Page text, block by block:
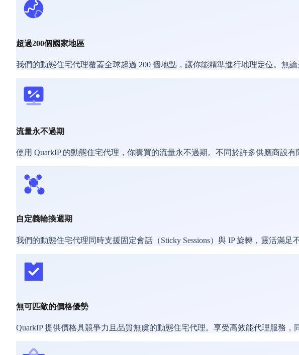
超過200個國家地區
我們的動態住宅代理覆蓋全球超過 200 個地點，讓你能精準進行地理定位。無
流量永不過期
使用 QuarkIP 的動態住宅代理，你購買的流量永不過期。不同於許多供應商設
自定義輪換週期
我們的動態住宅代理同時支援固定會話（Sticky Sessions）與 IP 旋轉，靈活滿
無可匹敵的價格優勢
QuarkIP 提供價格具競爭力且品質無虞的動態住宅代理。享受高效能代理服務，